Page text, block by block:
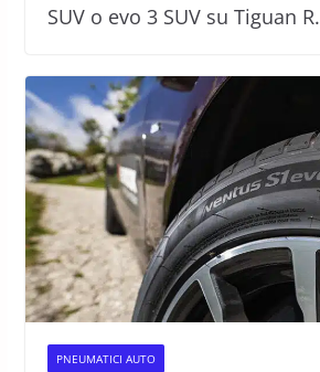
SUV o evo 3 SUV su Tiguan R.
PNEUMATICI AUTO